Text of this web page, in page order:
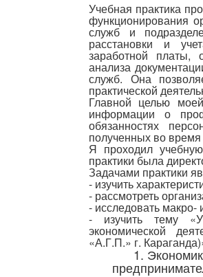
Учебная практика
функционирования
служб и
расстановки и
заработной платы,
анализа
служб. Она
практической
Главной целью
информации о
обязанностях
полученных во
Я проходил
практики была
Задачами практики
- изучить
- рассмотреть
- исследовать макро-
- изучить тему
экономической
«А.Г.П.» г.
1.